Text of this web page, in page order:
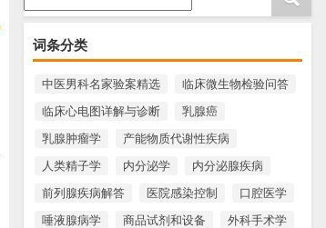
词条分类
中医男科名家验案精选
临床微生物检验问答
临床心电图详解与诊断
乳腺癌
乳腺肿瘤学
产能物质代谢性疾病
人类精子学
内分泌学
内分泌腺疾病
前列腺疾病解答
医院感染控制
口腔医学
唾液腺病学
商品试剂和设备
外科手术学